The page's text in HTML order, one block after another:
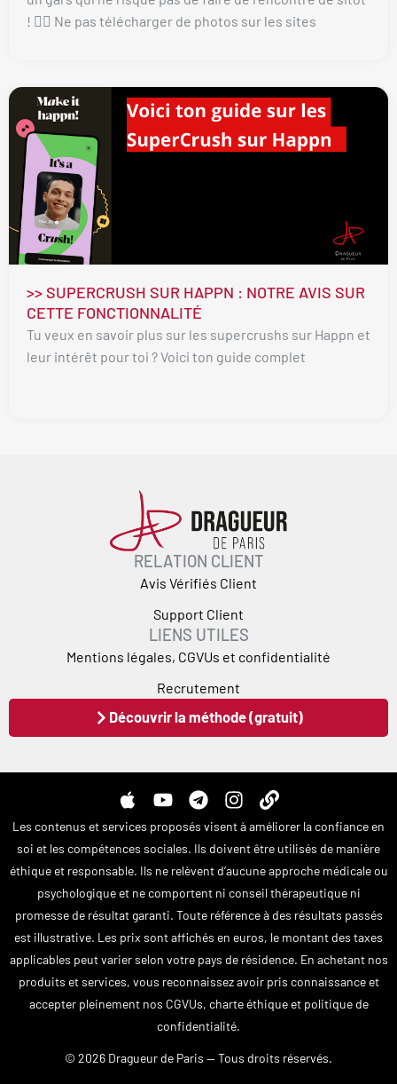
! 🤦‍♂️ Ne pas télécharger de photos sur les sites
>> SUPERCRUSH SUR HAPPN : NOTRE AVIS SUR
CETTE FONCTIONNALITÉ
Tu veux en savoir plus sur les supercrushs sur Happn et
leur intérêt pour toi ? Voici ton guide complet
RELATION CLIENT
Avis Vérifiés Client
Support Client
LIENS UTILES
Mentions légales, CGVUs et confidentialité
Recrutement
Découvrir la méthode (gratuit)
A
p
p
l
e
Y
u
t
u
b
e
T
l
e
g
r
a
m
I
n
s
t
a
g
r
a
m
L
i
n
k
Les contenus et services proposés visent à améliorer la confiance en
soi et les compétences sociales. Ils doivent être utilisés de manière
éthique et responsable. Ils ne relèvent d’aucune approche médicale ou
psychologique et ne comportent ni conseil thérapeutique ni
promesse de résultat garanti. Toute référence à des résultats passés
est illustrative. Les prix sont affichés en euros, le montant des taxes
applicables peut varier selon votre pays de résidence. En achetant nos
produits et services, vous reconnaissez avoir pris connaissance et
accepter pleinement nos CGVUs, charte éthique et politique de
confidentialité.
© 2026 Dragueur de Paris — Tous droits réservés.